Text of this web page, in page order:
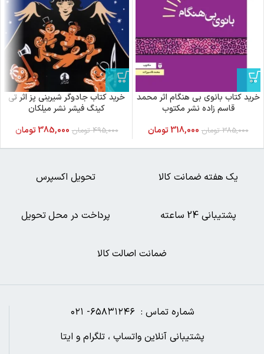
خرید کتاب بانوی بی هنگام اثر محمد
قاسم زاده نشر مکتوب
385,000 تومان 318,000تومان
خرید کتاب جادوگر شیرینی پز اثر تی
کینگ فیشر نشر میلکان
495,000 تومان 385,000تومان
ضمانت اصالت کالا
پرداخت در محل تحویل پشتیبانی 24 ساعته
تحویل اکسپرس یک هفته ضمانت کالا
شماره تماس : ۶۵۸۳۱۲۴۶- ۰۲۱
پشتیبانی آنلاین واتساپ ، تلگرام و ایتا